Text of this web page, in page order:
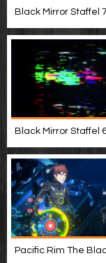
Black Mirror Staffel 7
Black Mirror Staffel
Pacific Rim The